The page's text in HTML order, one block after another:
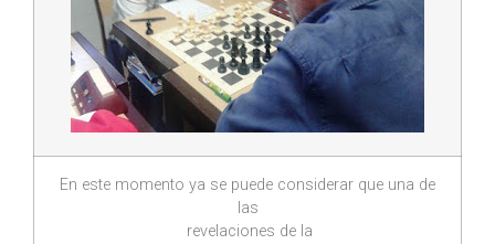
En este momento ya se puede considerar que una de
las
revelaciones de la